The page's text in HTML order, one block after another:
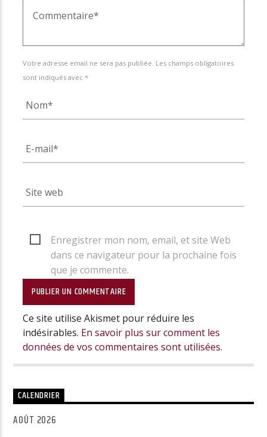
Votre adresse email ne sera pas publiée. Les champs obligatoires
sont indiqués avec *
Enregistrer mon nom, email, et site Web
dans ce navigateur pour la prochaine fois
que je commente.
Ce site utilise Akismet pour réduire les
indésirables. En savoir plus sur comment les
données de vos commentaires sont utilisées.
CALENDRIER
AOÛT 2026